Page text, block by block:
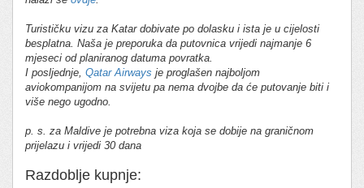
Turističku vizu za Katar dobivate po dolasku i ista je u cijelosti
besplatna. Naša je preporuka da putovnica vrijedi najmanje 6
mjeseci od planiranog datuma povratka.
I posljednje, Qatar Airways je proglašen najboljom
aviokompanijom na svijetu pa nema dvojbe da će putovanje biti i
više nego ugodno.
p. s. za Maldive je potrebna viza koja se dobije na graničnom
prijelazu i vrijedi 30 dana
Razdoblje kupnje: